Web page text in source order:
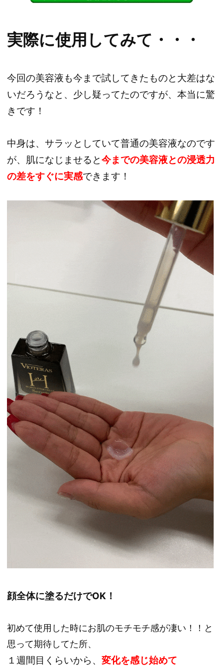
実際に使用してみて・・・
今回の美容液も今まで試してきたものと大差はな
いだろうなと、少し疑ってたのですが、本当に驚
きです！
中身は、サラッとしていて普通の美容液なのです
が、肌になじませると今までの美容液との浸透力
の差をすぐに実感できます！
顔全体に塗るだけでOK！
初めて使用した時にお肌のモチモチ感が凄い！！と
思って期待してた所、
１週間目くらいから、 変化を感じ始めて